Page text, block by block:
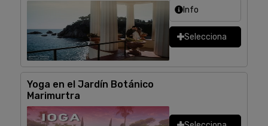
Info
Selecciona
Yoga en el Jardín Botánico
Marimurtra